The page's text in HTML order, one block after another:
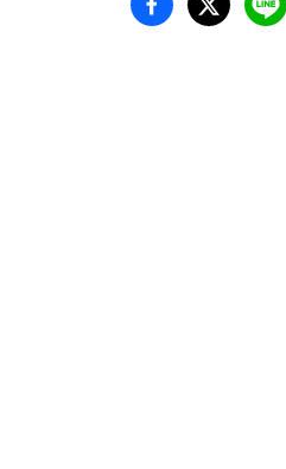
作品を描いております。